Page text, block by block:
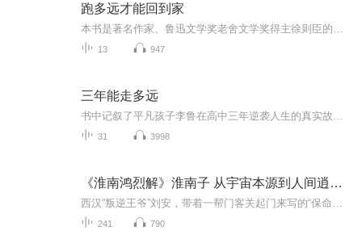
跑多远才能回到家
13 947
三年能走多远
31 3998
《淮南鸿烈解》淮南子 从宇宙本源到人间逍遥 刘安
241 790